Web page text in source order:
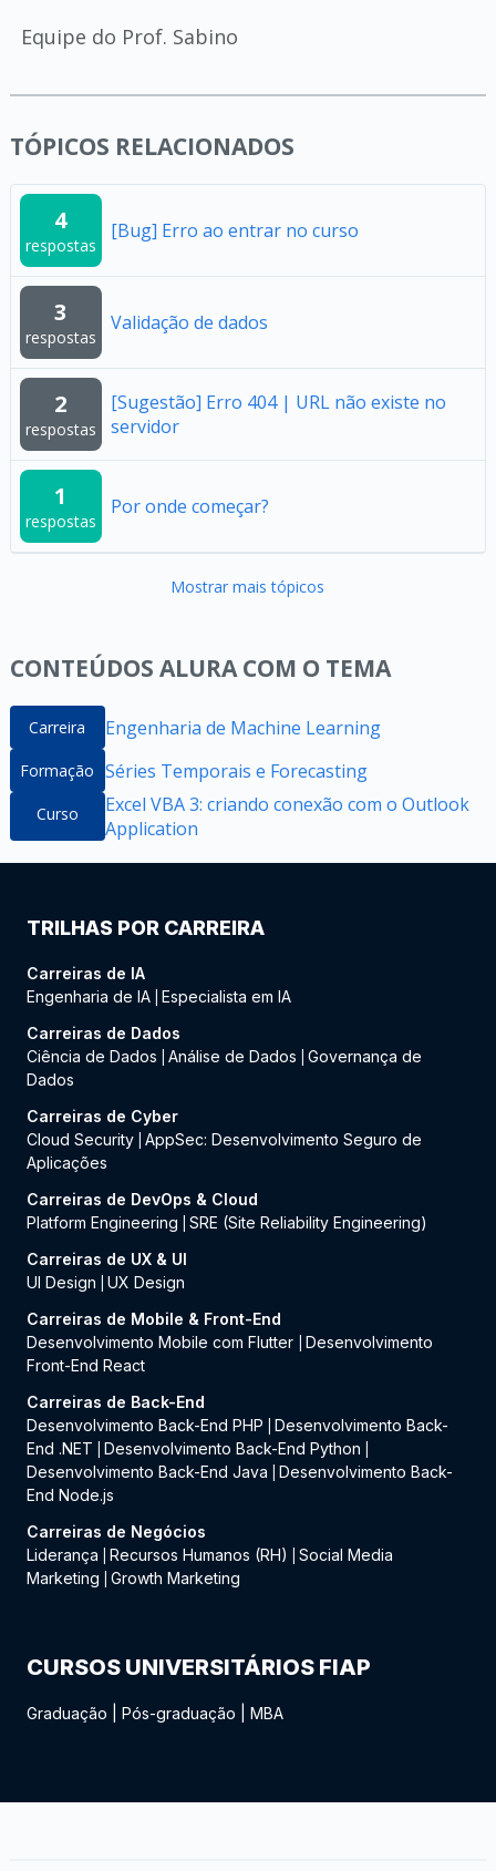
Equipe do Prof. Sabino
TÓPICOS RELACIONADOS
4
respostas
[Bug] Erro ao entrar no curso
3
respostas
Validação de dados
2
respostas
[Sugestão] Erro 404 | URL não existe no
servidor
1
respostas
Por onde começar?
Mostrar mais tópicos
CONTEÚDOS ALURA COM O TEMA
Carreira Engenharia de Machine Learning
Formação Séries Temporais e Forecasting
Curso
Excel VBA 3: criando conexão com o Outlook
Application
TRILHAS POR CARREIRA
Carreiras de IA
Engenharia de IA Especialista em IA
Carreiras de Dados
Ciência de Dados
Análise de Dados
Governança de
Dados
Carreiras de Cyber
Cloud Security AppSec: Desenvolvimento Seguro de
Aplicações
Carreiras de DevOps & Cloud
Platform Engineering
SRE (Site Reliability Engineering)
Carreiras de UX & UI
UI Design
UX Design
Carreiras de Mobile & Front-End
Desenvolvimento Mobile com Flutter
Desenvolvimento
Front-End React
Carreiras de Back-End
Desenvolvimento Back-End PHP
Desenvolvimento Back-
End .NET
Desenvolvimento Back-End Python
Desenvolvimento Back-End Java
Desenvolvimento Back-
End Node.js
Carreiras de Negócios
Liderança
Recursos Humanos (RH)
Social Media
Marketing
Growth Marketing
CURSOS UNIVERSITÁRIOS FIAP
Graduação Pós-graduação MBA